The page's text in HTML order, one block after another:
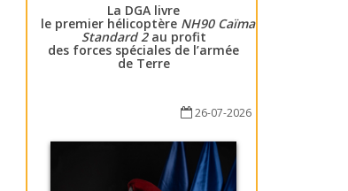
La DGA livre
le premier hélicoptère NH90 Caïman
Standard 2au profit
des forces spéciales de l’armée
de Terre
26-07-2026